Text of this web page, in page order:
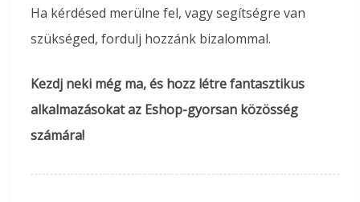
Ha kérdésed merülne fel, vagy segítségre van
szükséged, fordulj hozzánk bizalommal.
Kezdj neki még ma, és hozz létre fantasztikus
alkalmazásokat az Eshop-gyorsan közösség
számára!